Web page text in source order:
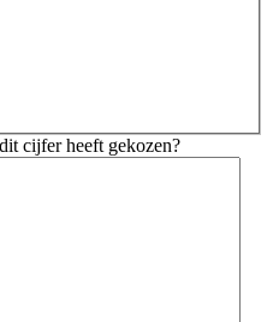
cijfer heeft gekozen?